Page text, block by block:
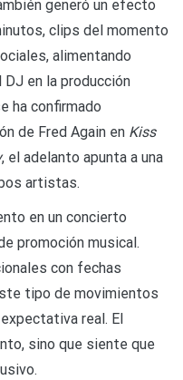
generó un efecto
clips del momento
alimentando
en la producción
ha confirmado
de Fred Again en Kiss
, el adelanto apunta a una
artistas.
en un concierto
promoción musical.
con fechas
tipo de movimientos
real. El
sino que siente que